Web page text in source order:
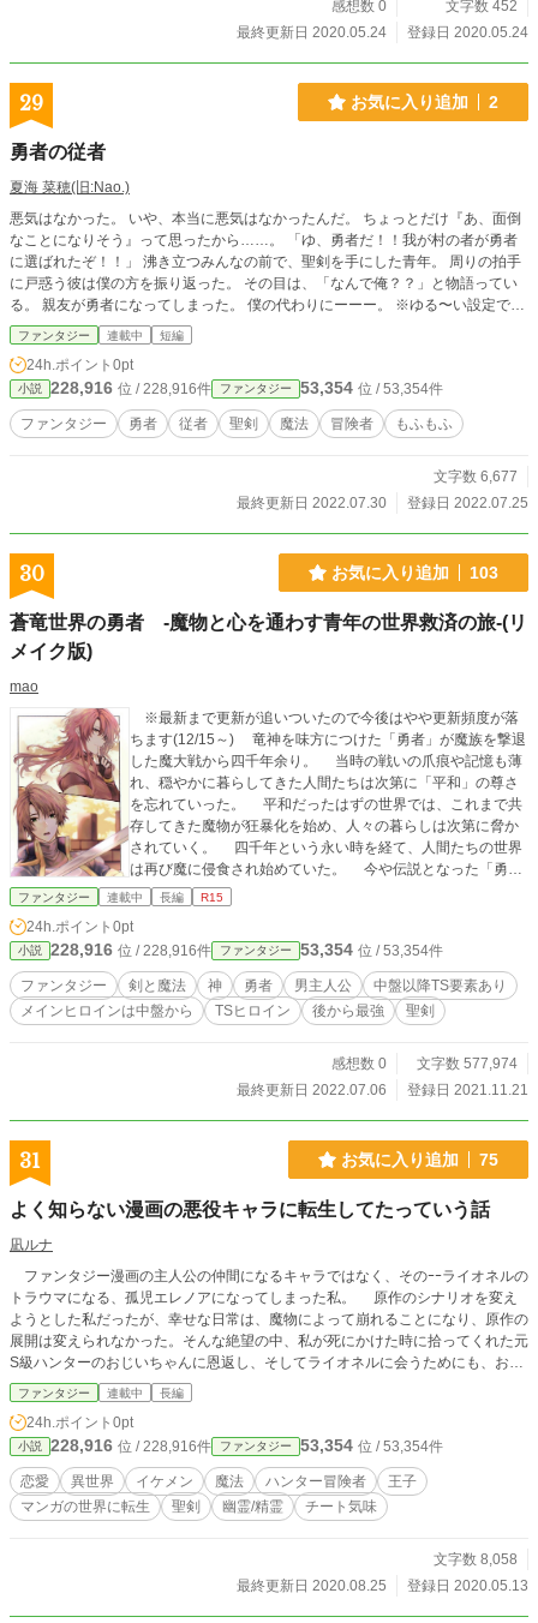
感想数 0
文字数 452
最終更新日 2020.05.24
登録日 2020.05.24
29 お気に入り追加 2
勇者の従者
夏海 菜穂(旧:Nao.)
悪気はなかった。 いや、本当に悪気はなかったんだ。 ちょっとだけ『あ、面倒
なことになりそう』って思ったから……。 「ゆ、勇者だ！！我が村の者が勇者
に選ばれたぞ！！」 沸き立つみんなの前で、聖剣を手にした青年。 周りの拍手
に戸惑う彼は僕の方を振り返った。 その目は、「なんで俺？？」と物語ってい
る。 親友が勇者になってしまった。 僕の代わりにーーー。 ※ゆる〜い設定での
んびり冒険ものです ※短編かもしれないし長編になるかもしれない ※子ども向
けかもしれない ※不定期更新
ファンタジー 連載中 短編
24h.ポイント 0pt
小説 228,916 位 / 228,916件 ファンタジー 53,354 位 / 53,354件
ファンタジー 勇者 従者 聖剣 魔法 冒険者 もふもふ
文字数 6,677
最終更新日 2022.07.30
登録日 2022.07.25
30 お気に入り追加 103
蒼竜世界の勇者 -魔物と心を通わす青年の世界救済の旅-(リ
メイク版)
mao
※最新まで更新が追いついたので今後はやや更新頻度が落
ちます(12/15～) 竜神を味方につけた「勇者」が魔族を撃退
した魔大戦から四千年余り。 当時の戦いの爪痕や記憶も薄
れ、穏やかに暮らしてきた人間たちは次第に「平和」の尊さ
を忘れていった。 平和だったはずの世界では、これまで共
存してきた魔物が狂暴化を始め、人々の暮らしは次第に脅か
されていく。 四千年という永い時を経て、人間たちの世界
は再び魔に侵食され始めていた。 今や伝説となった「勇
者」に純粋な憧れを抱く青年ジュードは、ひょんなことから
ジュードは徐々に、そして静かに世界の命運を懸けた戦いへ
と巻き込まれていく。 発現していく能力、導く声、立ちは
だかる多くの壁。 魔物と心を交わし、魔法を受け付けない
という奇妙な体質を持つ彼は、自らに課せられた宿命を知ら
ない。 かつて世界を救った勇者に憧れるジュードは、その
ファンタジー 連載中 長編 R15
24h.ポイント 0pt
小説 228,916 位 / 228,916件 ファンタジー 53,354 位 / 53,354件
ファンタジー 剣と魔法 神 勇者 男主人公
中盤以降TS要素あり
メインヒロインは中盤から
TSヒロイン 後から最強 聖剣
感想数 0
文字数 577,974
最終更新日 2022.07.06
登録日 2021.11.21
31 お気に入り追加 75
よく知らない漫画の悪役キャラに転生してたっていう話
凪ルナ
ファンタジー漫画の主人公の仲間になるキャラではなく、そのｰｰライオネルの
トラウマになる、孤児エレノアになってしまった私。 原作のシナリオを変え
ようとした私だったが、幸せな日常は、魔物によって崩れることになり、原作の
展開は変えられなかった。そんな絶望の中、私が死にかけた時に拾ってくれた元
S級ハンターのおじいちゃんに恩返し、そしてライオネルに会うためにも、おじ
いちゃんの後継者として魔物たちと戦うハンターをめざすことにした。 そし
て、私は他のハンターや王子や貴族子息達と関わっていく。 そんな私が周り
の人たちと幸せを探す話ーーなんだけど、 『何やってんのよ、あんた』 死
にかけて、見えちゃいけないものが見えてしまったり、 色々前途多難のよう
です。 ーーこれは、お人好しの主人公ｰｰエレノアが周りを巻き込んで世界を
救うお話。 ───────── あてんしょん。 ほのぼのしてたのに、最初っから一
気に絶望的な展開。 主人公チート気味。でも、おじいちゃんに拾われるまでは
ファンタジー 連載中 長編
24h.ポイント 0pt
小説 228,916 位 / 228,916件 ファンタジー 53,354 位 / 53,354件
恋愛 異世界 イケメン 魔法 ハンター冒険者
王子
マンガの世界に転生
聖剣 幽霊/精霊 チート気味
文字数 8,058
最終更新日 2020.08.25
登録日 2020.05.13